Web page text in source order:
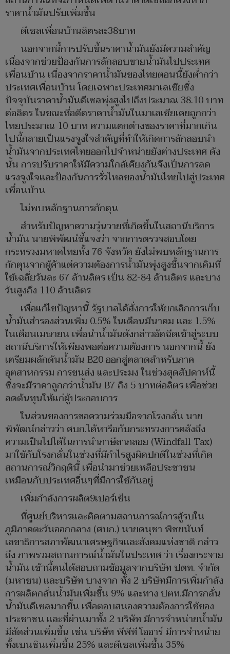
ราคาน้ำมันปรับเพิ่มขึ้น
ดีเซลเพื่อนบ้านลิตรละ38บาท
นอกจากนี้การปรับขึ้นราคาน้ำมันยังมีความสำคัญ
เนื่องจากช่วยป้องกันการลักลอบขายน้ำมันไปประเทศ
เพื่อนบ้าน เนื่องจากราคาน้ำมันของไทยตอนนี้ยังต่ำกว่า
ประเทศเพื่อนบ้าน โดยเฉพาะประเทศมาเลเซียซึ่ง
ปัจจุบันราคาน้ำมันดีเซลพุ่งสูงไปถึงประมาณ 38.10 บาท
ต่อลิตร ในขณะที่อดีตราคาน้ำมันในมาเลเซียเคยถูกกว่า
ไทยประมาณ 10 บาท ความแตกต่างของราคาที่มากเกิน
ไปนี้กลายเป็นแรงจูงใจสำคัญที่ทำให้เกิดการลักลอบนำ
น้ำมันจากประเทศไทยออกไปจำหน่ายยังต่างประเทศ ดัง
นั้น การปรับราคาให้มีความใกล้เคียงกันจึงเป็นการลด
แรงจูงใจและป้องกันการรั่วไหลของน้ำมันไทยไปสู่ประเทศ
เพื่อนบ้าน
ไม่พบหลักฐานการกักตุน
สำหรับปัญหาความวุ่นวายที่เกิดขึ้นในสถานีบริการ
น้ำมัน นายพิพัฒน์ชี้แจงว่า จากการตรวจสอบโดย
กระทรวงมหาดไทยทั้ง 76 จังหวัด ยังไม่พบหลักฐานการ
กักตุนจากผู้ค้าแต่ความต้องการน้ำมันพุ่งสูงขึ้นจากเดิมที่
ใช้เฉลี่ยวันละ 67 ล้านลิตร เป็น 82-84 ล้านลิตร และบาง
วันสูงถึง 110 ล้านลิตร
เพื่อแก้ไขปัญหานี้ รัฐบาลได้สั่งการให้ยกเลิกการเก็บ
น้ำมันสำรองส่วนเพิ่ม 0.5% ในเดือนมีนาคม และ 1.5%
ในเดือนเมษายน เพื่อนำน้ำมันดังกล่าวอัดฉีดเข้าสู่ระบบ
สถานีบริการให้เพียงพอต่อความต้องการ นอกจากนี้ ยัง
เตรียมผลักดันน้ำมัน B20 ออกสู่ตลาดสำหรับภาค
อุตสาหกรรม การขนส่ง และประมง ในช่วงสุดสัปดาห์นี้
ซึ่งจะมีราคาถูกกว่าน้ำมัน B7 ถึง 5 บาทต่อลิตร เพื่อช่วย
ลดต้นทุนให้แก่ผู้ประกอบการ
ในส่วนของการขอความร่วมมือจากโรงกลั่น นาย
พิพัฒน์กล่าวว่า ศบก.ได้หารือกับกระทรวงการคลังถึง
ความเป็นไปได้ในการนำภาษีลาภลอย (Windfall Tax)
มาใช้กับโรงกลั่นในช่วงที่มีกำไรสูงผิดปกติในช่วงที่เกิด
สถานการณ์วิกฤตินี้ เพื่อนำมาช่วยเหลือประชาชน
เหมือนกับประเทศอื่นๆที่มีการใช้กันอยู่
เพิ่มกำลังการผลิต9เปอร์เซ็น
ที่ศูนย์บริหารและติดตามสถานการณ์การสู้รบใน
ภูมิภาคตะวันออกกลาง (ศบก.) นายดนุชา พิชยนันท์
เลขาธิการสภาพัฒนาเศรษฐกิจและสังคมแห่งชาติ กล่าว
ถึง ภาพรวมสถานการณ์น้ำมันในประเทศ ว่า เรื่องกระจาย
น้ำมัน เช้านี้ตนได้สอบถามข้อมูลจากบริษัท ปตท. จำกัด
(มหาชน) และบริษัท บางจาก ทั้ง 2 บริษัทมีการเพิ่มกำลัง
การผลิตกลั่นน้ำมันเพิ่มขึ้น 9% และทาง ปตท.มีการกลั่น
น้ำมันดีเซลมากขึ้น เพื่อตอบสนองความต้องการใช้ของ
ประชาชน และที่ผ่านมาทั้ง 2 บริษัท มีการจำหน่ายน้ำมัน
มีสัดส่วนเพิ่มขึ้น เช่น บริษัท พีพีที โออาร์ มีการจำหน่าย
ทั้งเบนซินเพิ่มขึ้น 25% และดีเซลเพิ่มขึ้น 35%